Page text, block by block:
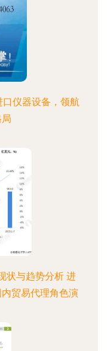
仪器设备，领航
状与趋势分析 进
贸易代理角色演